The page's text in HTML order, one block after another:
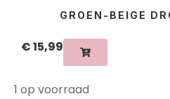
GROEN-BEIGE
€15,99
1 op voorraad